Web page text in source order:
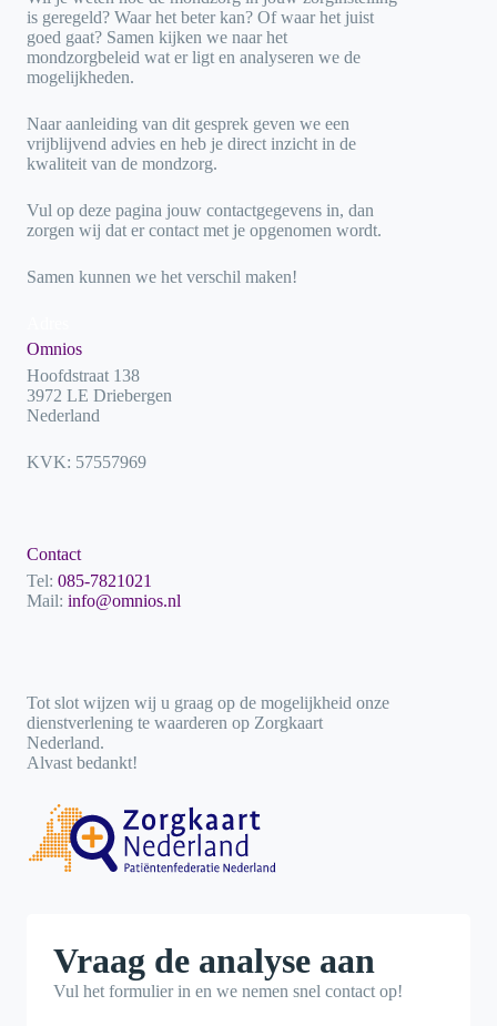
is geregeld? Waar het beter kan? Of waar het juist
goed gaat? Samen kijken we naar het
mondzorgbeleid wat er ligt en analyseren we de
mogelijkheden.
Naar aanleiding van dit gesprek geven we een
vrijblijvend advies en heb je direct inzicht in de
kwaliteit van de mondzorg.
Vul op deze pagina jouw contactgegevens in, dan
zorgen wij dat er contact met je opgenomen wordt.
Samen kunnen we het verschil maken!
Omnios
Hoofdstraat 138
3972 LE Driebergen
Nederland
KVK: 57557969
Contact
Tel: 085-7821021
Mail: info@omnios.nl
Tot slot wijzen wij u graag op de mogelijkheid onze
dienstverlening te waarderen op Zorgkaart
Nederland.
Alvast bedankt!
Vraag de analyse aan
Vul het formulier in en we nemen snel contact op!